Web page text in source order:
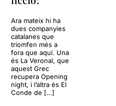
Ara mateix hi ha
dues companyies
catalanes que
triomfen més a
fora que aquí. Una
és La Veronal, que
aquest Grec
recupera Opening
night, i l’altra és El
Conde de […]